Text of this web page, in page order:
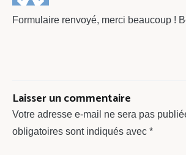
Formulaire renvoyé, merci beaucoup !
Laisser un commentaire
Votre adresse e-mail ne sera pas
obligatoires sont indiqués avec *